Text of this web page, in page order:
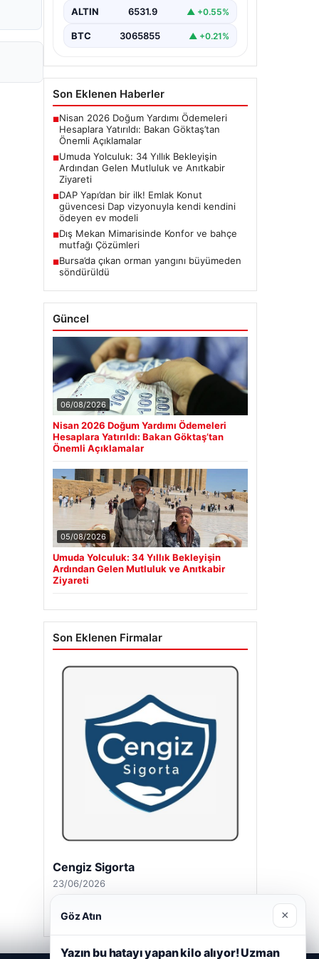
olma hayalini 34 yıl boyunca…
ALTIN 6531.9 ▲ +0.55%
BTC 3065855 ▲ +0.21%
Son Eklenen Haberler
■Nisan 2026 Doğum Yardımı Ödemeleri
Hesaplara Yatırıldı: Bakan Göktaş’tan
Önemli Açıklamalar
■Umuda Yolculuk: 34 Yıllık Bekleyişin
Ardından Gelen Mutluluk ve Anıtkabir
Ziyareti
■DAP Yapı’dan bir ilk! Emlak Konut
güvencesi Dap vizyonuyla kendi kendini
ödeyen ev modeli
■Dış Mekan Mimarisinde Konfor ve bahçe
mutfağı Çözümleri
■Bursa’da çıkan orman yangını büyümeden
söndürüldü
Güncel
06/08/2026
Nisan 2026 Doğum Yardımı Ödemeleri
Hesaplara Yatırıldı: Bakan Göktaş’tan
Önemli Açıklamalar
05/08/2026
Umuda Yolculuk: 34 Yıllık Bekleyişin
Ardından Gelen Mutluluk ve Anıtkabir
Ziyareti
Son Eklenen Firmalar
Cengiz Sigorta
23/06/2026
Göz Atın ×
Yazın bu hatayı yapan kilo alıyor! Uzman